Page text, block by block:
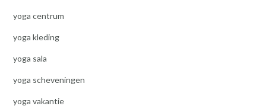
yoga centrum
yoga kleding
yoga sala
yoga scheveningen
yoga vakantie